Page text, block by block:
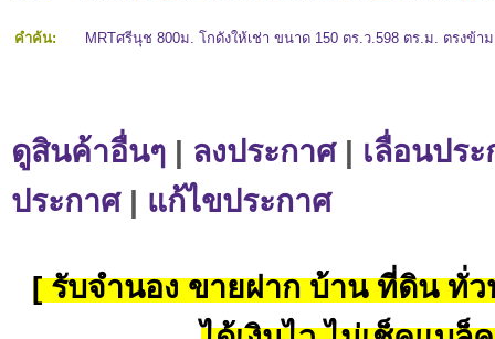
คำค้น: MRTศรีนุช 800ม. โกดังให้เช่า ขนาด 150 ตร.ว.598 ตร.ม. ตรงข้า
ดูสินค้าอื่นๆ | ลงประกาศ| เลื่อนปร
ประกาศ| แก้ไขประกาศ
[ รับจำนอง ขายฝาก บ้าน ที่ดิน ทั่ว